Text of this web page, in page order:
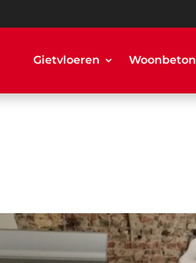
Gietvloeren Woonbeton